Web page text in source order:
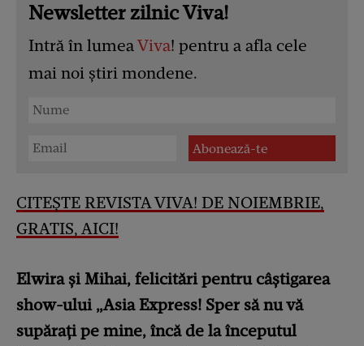
Newsletter zilnic Viva!
Intră în lumeaViva! pentru a afla cele
mai noi știri mondene.
CITEȘTE REVISTA VIVA! DE NOIEMBRIE,
GRATIS, AICI!
Elwira și Mihai, felicitări pentru câștigarea
show-ului „Asia Express! Sper să nu vă
supărați pe mine, încă de la începutul